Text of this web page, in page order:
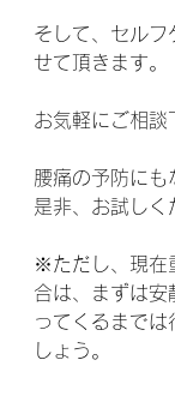
そして、セルフ
せて頂きます。
お気軽にご相
腰痛の予防にも
是非、お試しく
※ただし、現在
合は、まずは安
ってくるまでは
しょう。